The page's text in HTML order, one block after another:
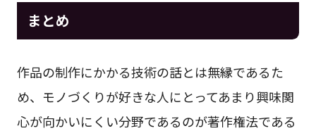
まとめ
作品の制作にかかる技術の話とは無縁であるた
め、モノづくりが好きな人にとってあまり興味関
心が向かいにくい分野であるのが著作権法である